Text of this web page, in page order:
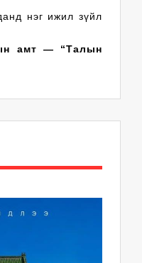
нэг ижил зүйл
амт — “Талын